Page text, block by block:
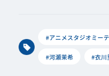
#アニメスタジオミー
#河瀬茉希 #衣川